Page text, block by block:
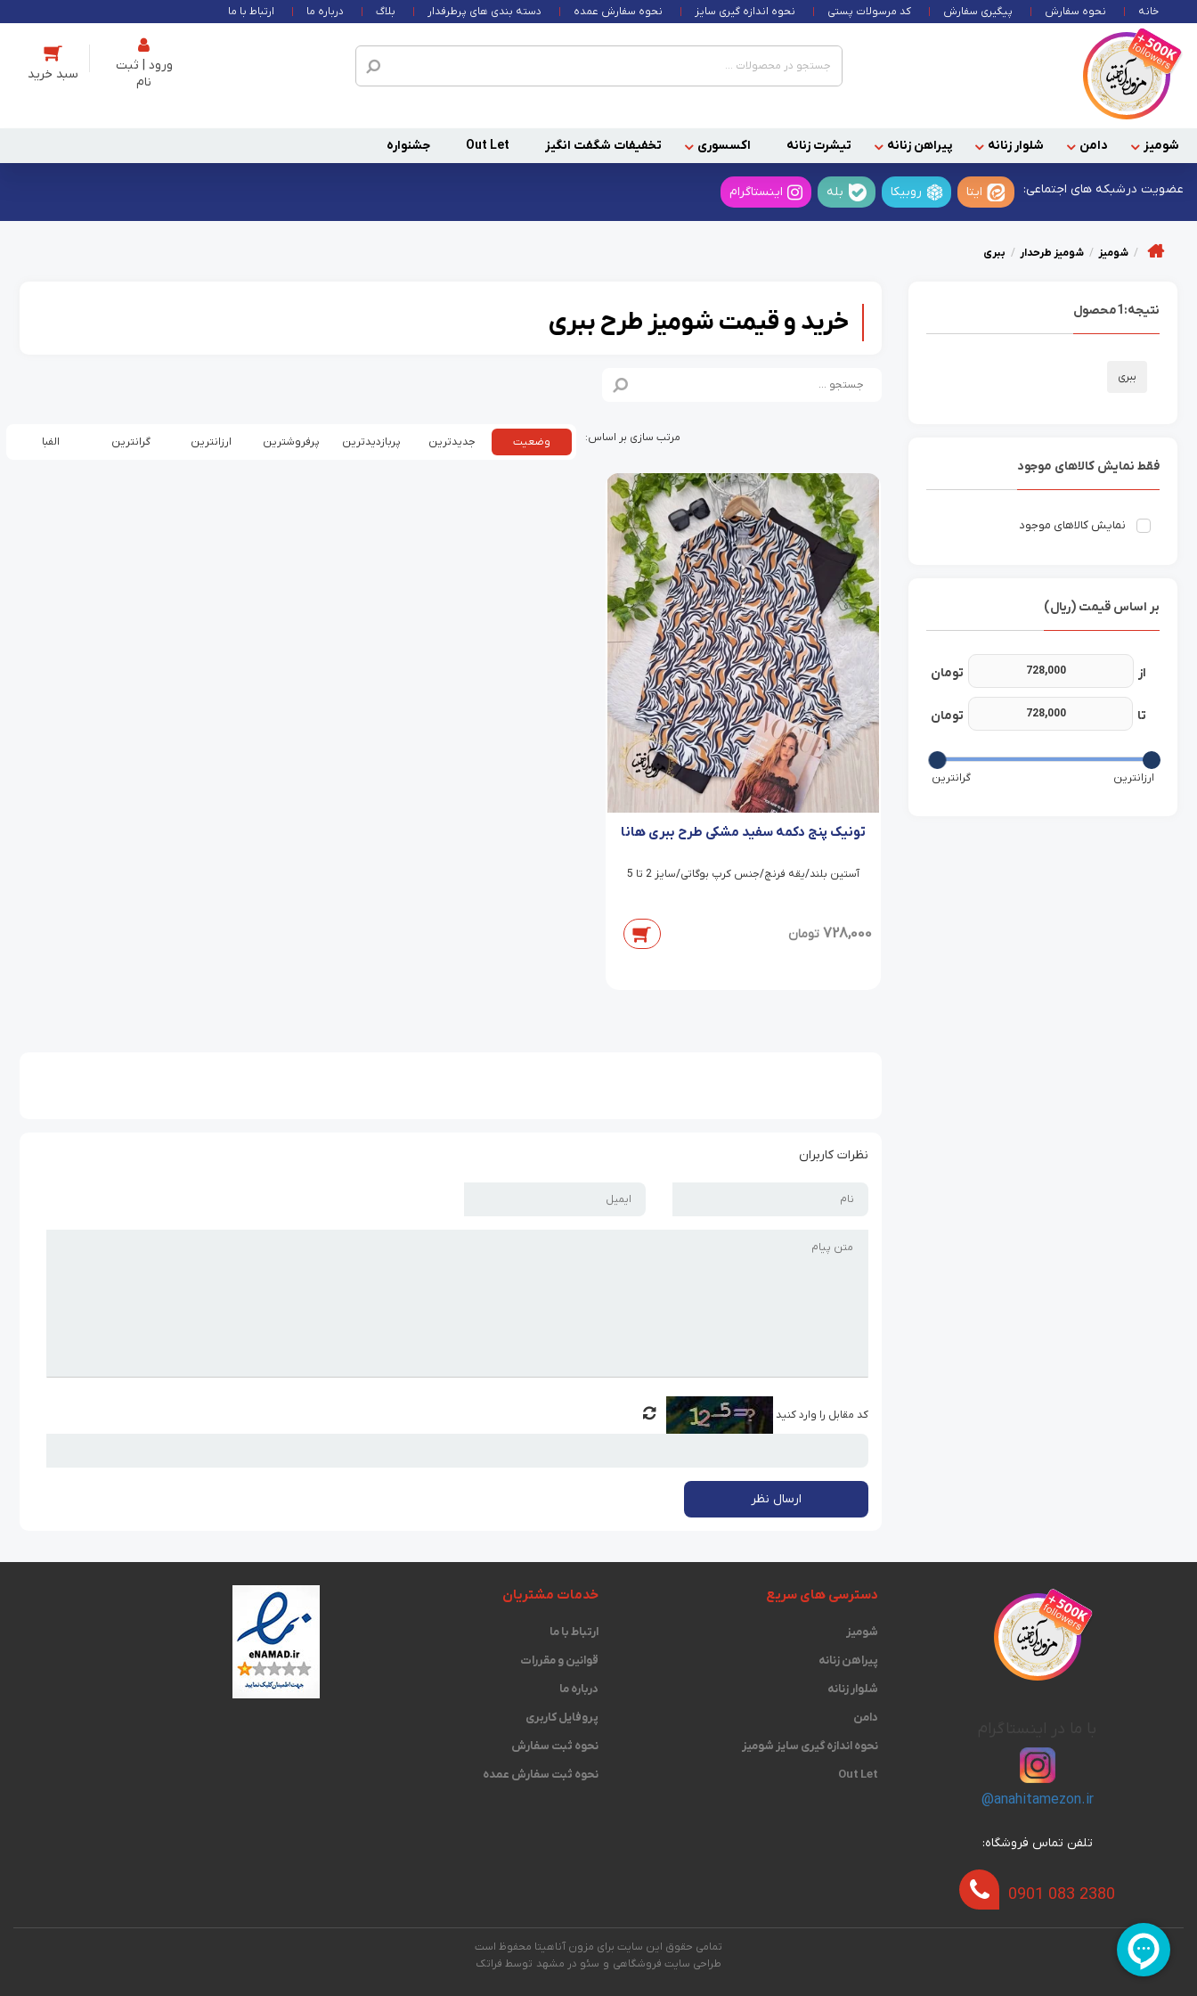
خانه نحوه سفارش پیگیری سفارش کد مرسولات پستی نحوه اندازه گیری سایز نحوه سفارش عمده دسته بندی های پرطرفدار بلاگ درباره ما ارتباط با ما
ورود | ثبت
نام
شومیز دامن شلوار زنانه پیراهن زنانه تیشرت زنانه اکسسوری تخفیفات شگفت انگیز Out Let جشنواره
عضویت درشبکه های اجتماعی: ایتا روبیکا بله اینستاگرام
شومیز شومیز طرحدار ببری
خرید و قیمت شومیز طرح ببری
وضعیت جدیدترین پربازدیدترین پرفروشترین ارزانترین گرانترین الفبا
تونیک پنج دکمه سفید مشکی طرح ببری هانا
آستین بلند/یقه فرنچ/جنس کرپ بوگاتی/سایز 2 تا 5
728,000 تومان
نظرات کاربران
کد مقابل را وارد کنید
ارسال نظر
نتیجه:1محصول
ببری
فقط نمایش کالاهای موجود
نمایش کالاهای موجود
بر اساس قیمت (ریال)
@anahitamezon.ir
تلفن تماس فروشگاه:
0901 083 2380
دسترسی های سریع
شومیز
پیراهن زنانه
شلوار زنانه
دامن
نحوه اندازه گیری ‫سایز شومیز
Out Let
خدمات مشتریان
ارتباط با ما
قوانین و مقررات
درباره ما
پروفایل کاربری
نحوه ثبت سفارش
نحوه ثبت سفارش عمده
تمامی حقوق این سایت برای مزون آناهیتا محفوظ است
طراحی سایت فروشگاهی و سئو در مشهد توسط فراتک